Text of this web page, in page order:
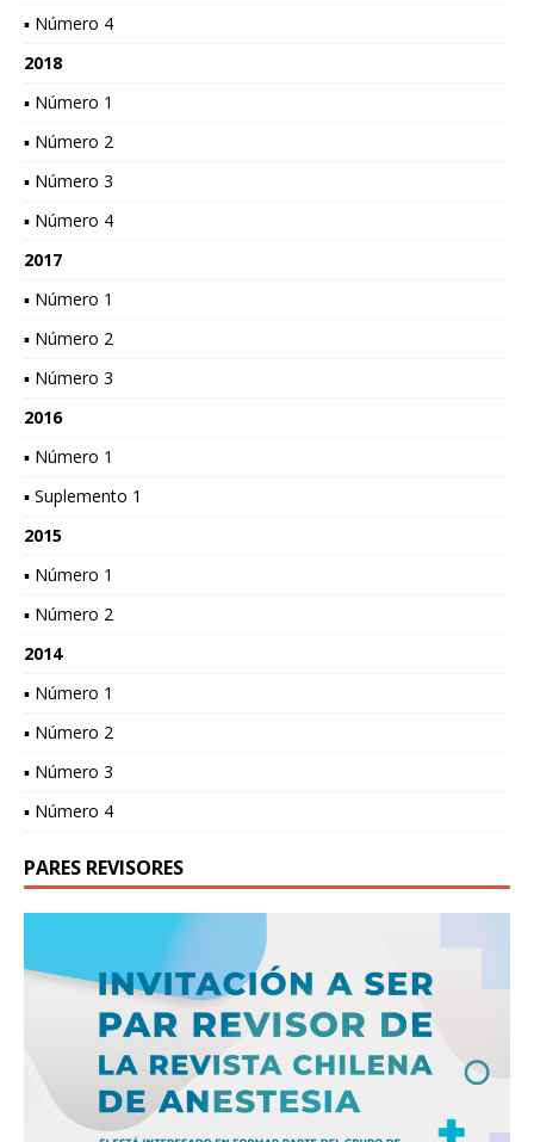
▪ Número 4
2018
▪ Número 1
▪ Número 2
▪ Número 3
▪ Número 4
2017
▪ Número 1
▪ Número 2
▪ Número 3
2016
▪ Número 1
▪ Suplemento 1
2015
▪ Número 1
▪ Número 2
2014
▪ Número 1
▪ Número 2
▪ Número 3
▪ Número 4
PARES REVISORES